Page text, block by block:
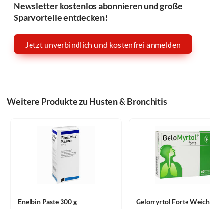
Newsletter kostenlos abonnieren und große
Sparvorteile entdecken!
Jetzt unverbindlich und kostenfrei anmelden
Weitere Produkte zu Husten & Bronchitis
Enelbin Paste 300 g